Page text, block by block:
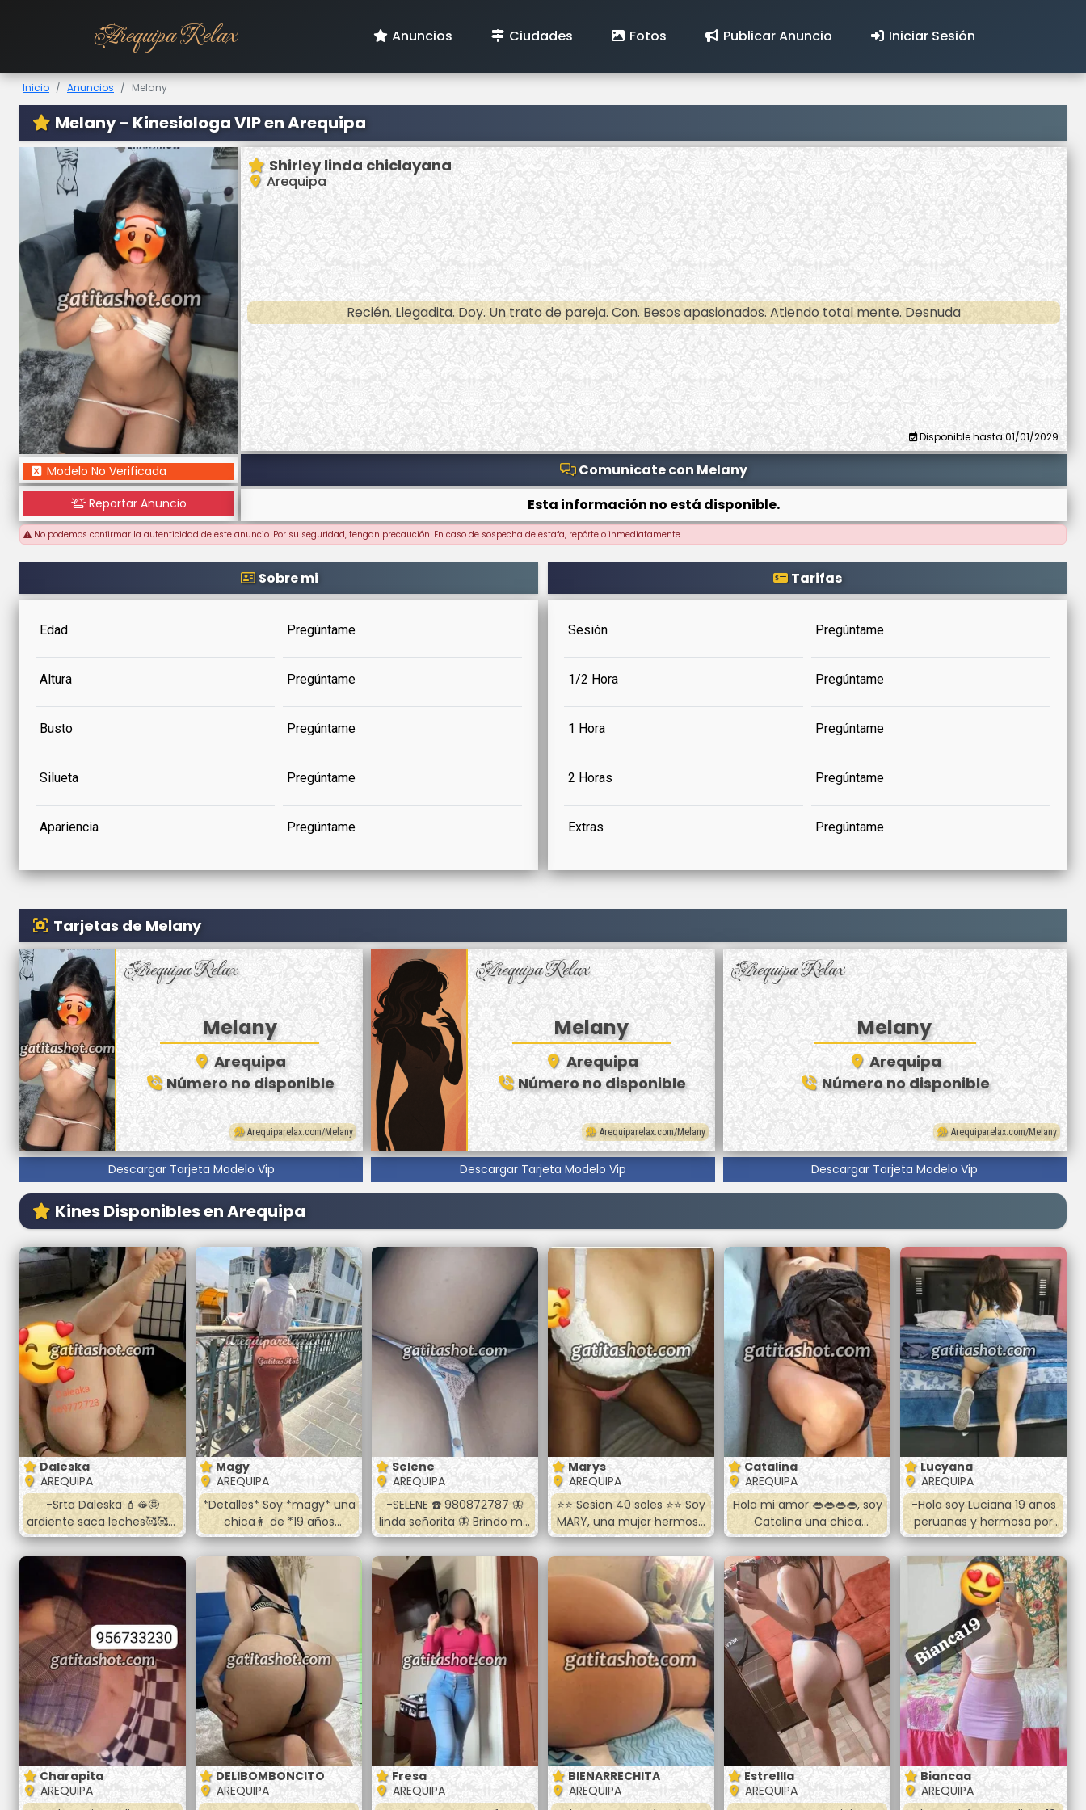
Arequipa Relax Anuncios Ciudades Fotos Publicar Anuncio Iniciar Sesión
Inicio Anuncios Melany
Melany - Kinesiologa VIP en Arequipa
Modelo No Verificada
Reportar Anuncio
Shirley linda chiclayana
Arequipa
Recién. Llegadita. Doy. Un trato de pareja. Con. Besos apasionados. Atiendo total mente. Desnuda
Disponible hasta 01/01/2029
Comunicate con Melany
Esta información no está disponible.
No podemos confirmar la autenticidad de este anuncio. Por su seguridad, tengan precaución. En caso de sospecha de estafa, repórtelo inmediatamente.
Sobre mi
Edad Pregúntame
Altura Pregúntame
Busto Pregúntame
Silueta Pregúntame
Apariencia Pregúntame
Tarifas
Sesión Pregúntame
1/2 Hora Pregúntame
1 Hora Pregúntame
2 Horas Pregúntame
Extras Pregúntame
Tarjetas de Melany
Arequipa Relax
Melany
Arequipa
Número no disponible
Arequiparelax.com/Melany
Descargar Tarjeta Modelo Vip
Arequipa Relax
Melany
Arequipa
Número no disponible
Arequiparelax.com/Melany
Descargar Tarjeta Modelo Vip
Arequipa Relax
Melany
Arequipa
Número no disponible
Arequiparelax.com/Melany
Descargar Tarjeta Modelo Vip
Kines Disponibles en Arequipa
Daleska
AREQUIPA
-Srta Daleska 💄🫦🤩
ardiente saca leches🥰🥰🥰
atiendo en el cercado oral
vaginal anal 💋💋💋 fulll oral
riquisimo te va encantar👑
👑👑👑👑👑👑👑 Llamame o
hablame al wasap☎️☎️☎️☎️
Magy
AREQUIPA
*Detalles* Soy *magy* una
chica👩 de *19 años
arequipeña* de muy
buena figura Salgo a
hoteles 🏩de la ciudad soy
muy jovial y alegre 😁😘
Trato de pareja, oral,
vaginal, toda las poses ,
desnudo completa, ora
completa Te tienes que
*hospedarte*🏨 primero
luego voy a tu habitación
*Llevar preservativos* y
espese con sencillo 😊
Selene
AREQUIPA
-SELENE ☎️ 980872787 🦋
linda señorita 🦋 Brindo mis
caricias a cambio de
ayuda economica 💸💸💸
🔥Sexo oral👅💋 🔥Sexo
vaginal🍑 🔥Sexo anal🍆
Soy de piel tersa y suave
con bu3nas tetas y culito
de encanto te dejare
sentirme toda ❤️llamame
o hablame ami wasapp full
discrecion 🍓🍒🧸☎️📞
Marys
AREQUIPA
⭐️⭐️ Sesion 40 soles ⭐️⭐️ Soy
MARY, una mujer hermosa
muy divertida y de buena
figura realizo todas las
poses 🥵completamente
desnuda, 🔥doy trato
especial con caricias y
mucha paciencia 🔥 para
que pases un momento
agradable conmigo
escríbeme o llámame 😘
Me ubicas por Mariscal
DE ATENCION 🕜 De. 10:00
de la mañana 🌞 Hasta
8:00 de la noche. 🌜
Catalina
AREQUIPA
Hola mi amor 👄👄👄👄, soy
Catalina una chica
hermosa y cariñosa. 🍑🍆💦
🥵 jovencita, blanquilla y
universitaria. Tengo 23
añitos y mido 1.65 😉😊
Atiendo las 24 horas
Masajes y anal 🔥😚😚👄😚
😚🔥 ⭐️50 soles la sesión⭐️ Si
quieres conocerme
llamame papi. ❤️❤️🔥🔥🔥❤️
❤️
Lucyana
AREQUIPA
-Hola soy Luciana 19 años
peruanas y hermosa por
dónde me veas, estoy
seguro que te agradare
mucho en nuestro
encuentro. Mis servicios de
intimidad con un rico oral
profundo, y toda las poses
menos 69, desnudo
completo, hora completa,
trato se pareja. *Salida a
hoteles* llevar
preservativos y avisar con
anticipación.
Charapita
AREQUIPA
DELIBOMBONCITO
AREQUIPA
Fresa
AREQUIPA
BIENARRECHITA
AREQUIPA
Estrellla
AREQUIPA
Biancaa
AREQUIPA